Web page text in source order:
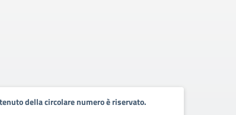
della circolare numero è riservato.